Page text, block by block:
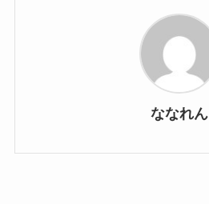
ななれん